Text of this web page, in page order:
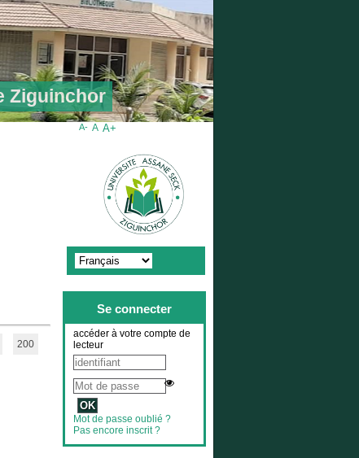
Ziguinchor
200
A- A A+
Se connecter
accéder à votre compte de
lecteur
Mot de passe oublié ?
Pas encore inscrit ?